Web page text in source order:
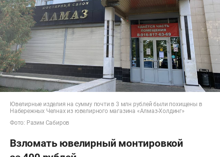
Ювелирные изделия на сумму почти в 3 млн рублей были похищены в
Набережных Челнах из ювелирного магазина «Алмаз-Холдинг»
Фото: Разим Сабиров
Взломать ювелирный монтировкой